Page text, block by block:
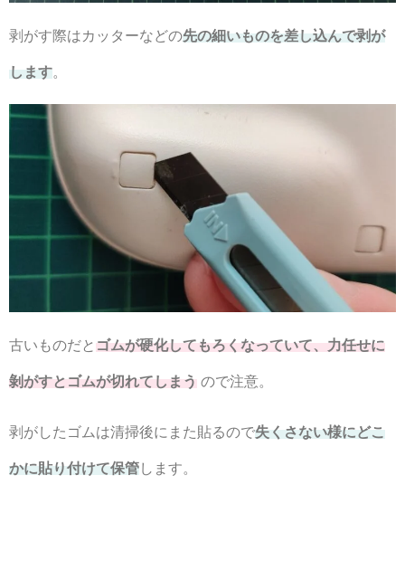
剥がす際はカッターなどの先の細いものを差し込んで剥が
します
古いものだとゴムが硬化してもろくなっていて、力任せに
剝がすとゴムが切れてしまう ので注意。
剥がしたゴムは清掃後にまた貼るので失くさない様にどこ
かに貼り付けて保管します。